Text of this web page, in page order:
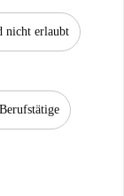
nicht erlaubt